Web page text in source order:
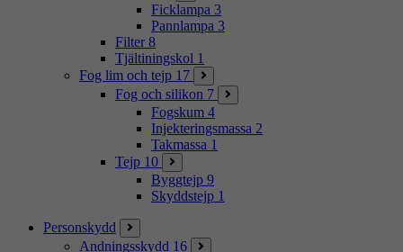
Ficklampa 3
Pannlampa 3
Filter 8
Tjältiningskol 1
Fog lim och tejp 17
Fog och silikon 7
Fogskum 4
Injekteringsmassa 2
Takmassa 1
Tejp 10
Byggtejp 9
Skyddstejp 1
Personskydd
Andningsskydd 16